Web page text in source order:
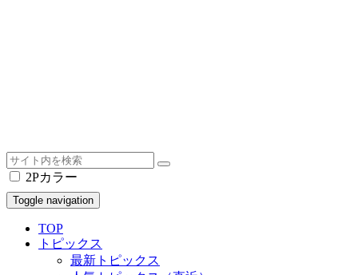
2Pカラー
Toggle navigation
TOP
トピックス
最新トピックス